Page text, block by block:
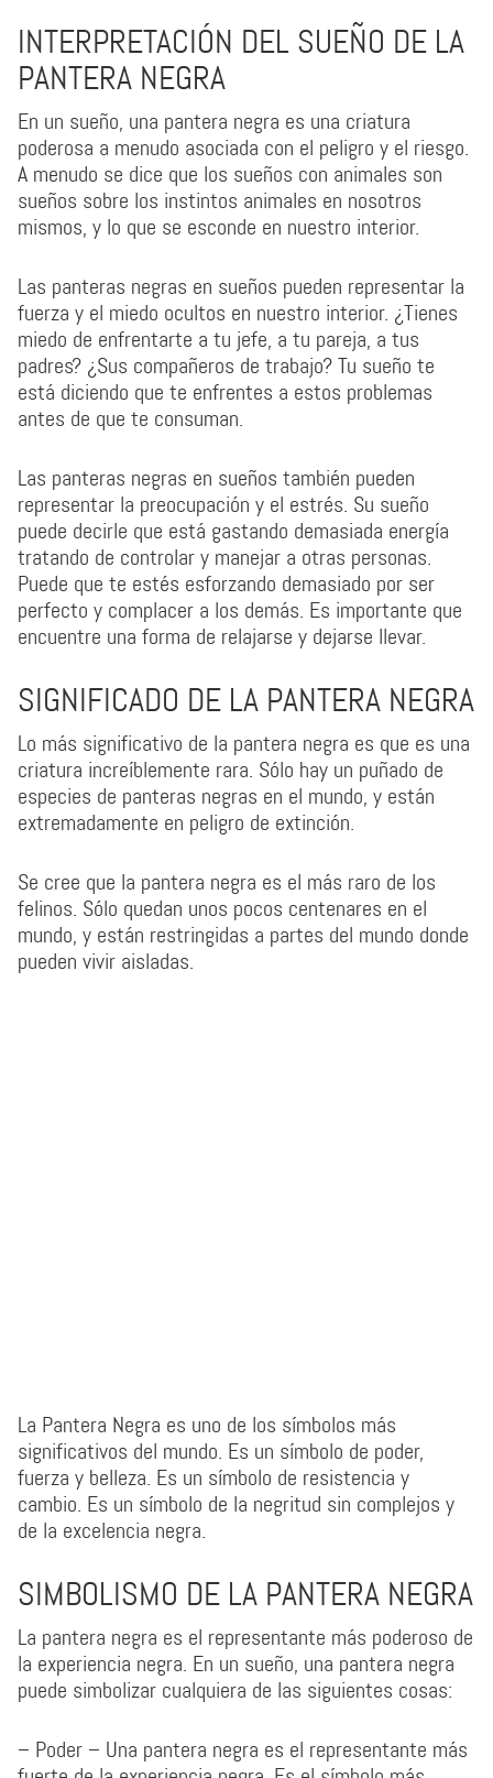
INTERPRETACIÓN DEL SUEÑO DE LA
PANTERA NEGRA
En un sueño, una pantera negra es una criatura
poderosa a menudo asociada con el peligro y el riesgo.
A menudo se dice que los sueños con animales son
sueños sobre los instintos animales en nosotros
mismos, y lo que se esconde en nuestro interior.
Las panteras negras en sueños pueden representar la
fuerza y el miedo ocultos en nuestro interior. ¿Tienes
miedo de enfrentarte a tu jefe, a tu pareja, a tus
padres? ¿Sus compañeros de trabajo? Tu sueño te
está diciendo que te enfrentes a estos problemas
antes de que te consuman.
Las panteras negras en sueños también pueden
representar la preocupación y el estrés. Su sueño
puede decirle que está gastando demasiada energía
tratando de controlar y manejar a otras personas.
Puede que te estés esforzando demasiado por ser
perfecto y complacer a los demás. Es importante que
encuentre una forma de relajarse y dejarse llevar.
SIGNIFICADO DE LA PANTERA NEGRA
Lo más significativo de la pantera negra es que es una
criatura increíblemente rara. Sólo hay un puñado de
especies de panteras negras en el mundo, y están
extremadamente en peligro de extinción.
Se cree que la pantera negra es el más raro de los
felinos. Sólo quedan unos pocos centenares en el
mundo, y están restringidas a partes del mundo donde
pueden vivir aisladas.
La Pantera Negra es uno de los símbolos más
significativos del mundo. Es un símbolo de poder,
fuerza y belleza. Es un símbolo de resistencia y
cambio. Es un símbolo de la negritud sin complejos y
de la excelencia negra.
SIMBOLISMO DE LA PANTERA NEGRA
La pantera negra es el representante más poderoso de
la experiencia negra. En un sueño, una pantera negra
puede simbolizar cualquiera de las siguientes cosas:
– Poder – Una pantera negra es el representante más